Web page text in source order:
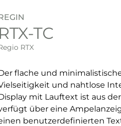
Version des Bildes.
große
RTX-TC
RTX
flache und
und nahtlose
mit Lauftext ist aus
über eine
benutzerdefinierten